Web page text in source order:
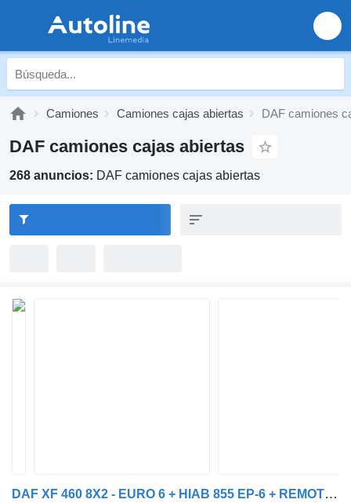
Camiones Camiones cajas abiertas DAF camiones
DAF camiones cajas abiertas
268 anuncios: DAF camiones cajas abiertas
DAF XF 460 8X2 - EURO 6 + HIAB 855 EP-6 + REMOTE + STEERING AXLE